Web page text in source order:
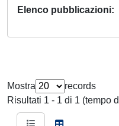
Elenco pubblicazioni
Mostra
records
Risultati 1 - 1 di 1 (tempo